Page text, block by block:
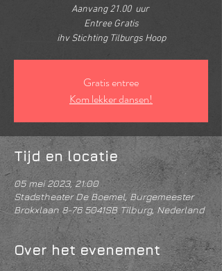
Aanvang 21.00 uur
Entree Gratis
ihv Stichting Tilburgs Hoop
Gratis entree
Kom lekker dansen!
Tijd en locatie
05 mei 2023, 21:00
Stadstheater De Boemel, Burgemeester
Brokxlaan 8-76 5041SB Tilburg, Nederland
Over het evenement